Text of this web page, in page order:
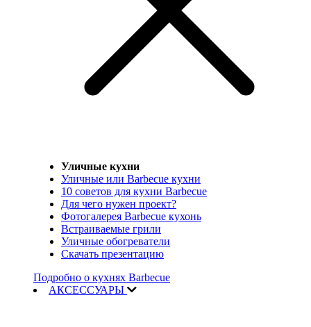
Уличные кухни
Уличные или Barbecue кухни
10 советов для кухни Barbecue
Для чего нужен проект?
Фотогалерея Barbecue кухонь
Встраиваемые грили
Уличные обогреватели
Скачать презентацию
Подробно о кухнях Barbecue
АКСЕССУАРЫ